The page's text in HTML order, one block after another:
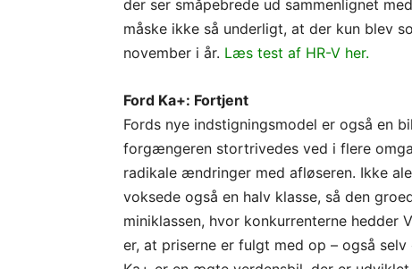
der ser småpebrede ud sammenlignet
måske ikke så underligt, at der kun blev
november i år. Læs test af HR-V her.
Ford Ka+: Fortjent
Fords nye indstigningsmodel er også en
forgængeren stortrivedes ved i flere
radikale ændringer med afløseren. Ikke
voksede også en halv klasse, så den
miniklassen, hvor konkurrenterne hedder
er, at priserne er fulgt med op – også